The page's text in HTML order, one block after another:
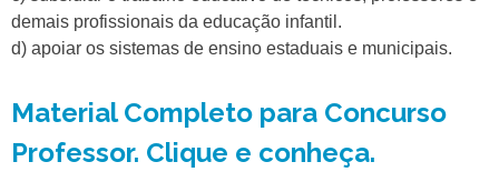
demais profissionais da educação infantil.
d) apoiar os sistemas de ensino estaduais e municipais.
Material Completo para Concurso
Professor. Clique e conheça.